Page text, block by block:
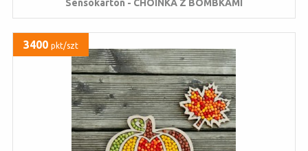
Sensokarton - CHOINKA Z BOMBKAMI
3400 pkt/szt